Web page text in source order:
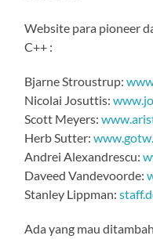
Website para pioneer
C++ :
Bjarne Stroustrup:
Nicolai Josuttis:
Scott Meyers:
Herb Sutter:
Andrei Alexandrescu:
Daveed Vandevoorde:
Stanley Lippman:
Ada yang mau